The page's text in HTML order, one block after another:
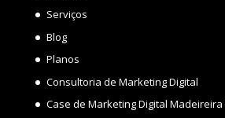
Serviços
Blog
Planos
Consultoria de Marketing Digital
Case de Marketing Digital Madeireira